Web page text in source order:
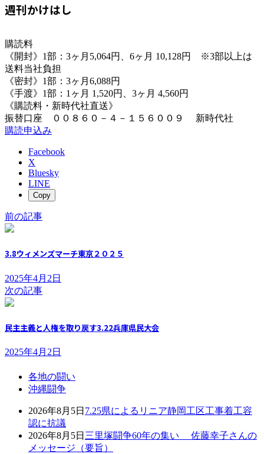
週刊かけはし
購読料
《開封》1部：3ヶ月5,064円、6ヶ月 10,128円 ※3部以上は
送料当社負担
《密封》1部：3ヶ月6,088円
《手渡》1部：1ヶ月 1,520円、3ヶ月 4,560円
《購読料・新時代社直送》
振替口座 ００８６０－４－１５６００９ 新時代社
購読申込み
Facebook
X
Bluesky
LINE
Copy
前の記事
3.8ウィメンズマーチ東京２０２５
2025年4月2日
次の記事
民主主義と人権を取り戻す3.22兵庫県民大会
2025年4月2日
各地の闘い
沖縄闘争
2026年8月5日 7.25県によるリニア静岡工区工事着工容
認に抗議
2026年8月5日 三里塚闘争60年の集い 佐藤幸子さんの
メッセージ（要旨）